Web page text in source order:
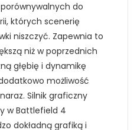
do
których scenerię
niszczyć. Zapewnia to
niż w poprzednich
głębię i dynamikę
możliwość
Silnik graficzny
w Battlefield 4
dokładną grafiką i